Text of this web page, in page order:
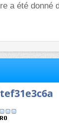
a été donné